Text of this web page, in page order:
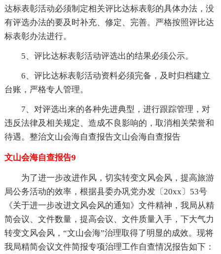
达标表彰活动必须制定相关评比达标表彰的具体办法，没
有评选办法的要及时补充、修定、完善。严格按照评比达
标表彰办法进行。
5、评比达标表彰活动评选出的结果必须公示。
6、评比达标表彰活动资料必须完备，及时归档建立
台账，严格专人管理。
7、对评选出来的各种先进典型，进行跟踪管理，对
违反法律及相关规定、造成不良影响的，取消相关荣誉和
待遇。整治文山会海自查报告文山会海自查报告
文山会海自查报告9
为了进一步改进作风，切实转变文风会风，提高旅游
局公务活动的效率，根据县委办巩党办发〔20xx〕53号
《关于进一步改进文风会风的通知》文件精神，我局从精
简会议、文件数量，提高会议、文件质量入手，下大气力
转变文风会风，“文山会海”治理取得了明显的成效。现将
我局精简会议文件简报专项治理工作自查情况报告如下：